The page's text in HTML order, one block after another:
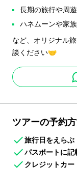
長期の旅行や周
ハネムーンや家
など、オリジナル
談ください🤝
ツアーの予約
旅行日をえら
パスポートに記
クレジットカ